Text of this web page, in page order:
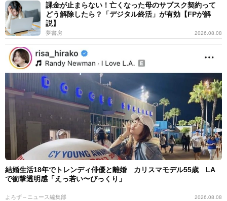
課金が止まらない！亡くなった母のサブスク契約って
どう解除したら？「デジタル終活」が有効【FPが解
説】
夢書房 2026.08.08
結婚生活18年でトレンディ俳優と離婚 カリスマモデル55歳 LA
で衝撃透明感「えっ若い〜びっくり」
よろず～ニュース編集部 2026.08.08